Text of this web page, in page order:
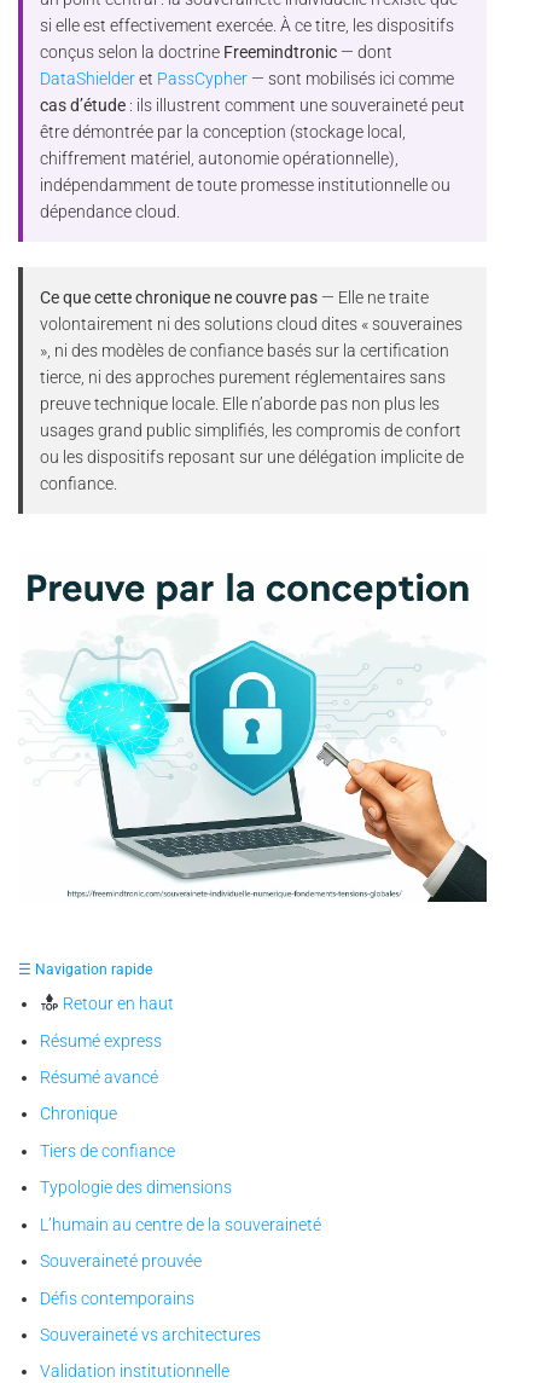
si elle est effectivement exercée. À ce titre, les dispositifs
conçus selon la doctrine Freemindtronic — dont
DataShielderet PassCypher — sont mobilisés ici comme
cas d’étude : ils illustrent comment une souveraineté peut
être démontrée par la conception (stockage local,
chiffrement matériel, autonomie opérationnelle),
indépendamment de toute promesse institutionnelle ou
dépendance cloud.
Ce que cette chronique ne couvre pas — Elle ne traite
volontairement ni des solutions cloud dites « souveraines
», ni des modèles de confiance basés sur la certification
tierce, ni des approches purement réglementaires sans
preuve technique locale. Elle n’aborde pas non plus les
usages grand public simplifiés, les compromis de confort
ou les dispositifs reposant sur une délégation implicite de
confiance.
cadenas incarnent la preuve par la conception et la liberté
prouvée par la maîtrise de ses secrets.
☰ Navigation rapide
Retour en haut
Résumé express
Résumé avancé
Chronique
Tiers de confiance
Typologie des dimensions
L’humain au centre de la souveraineté
Souveraineté prouvée
Défis contemporains
Souveraineté vs architectures
Validation institutionnelle